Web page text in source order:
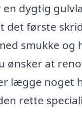
en dygtig
det første
smukke og
ønsker at
lægge noget
rette